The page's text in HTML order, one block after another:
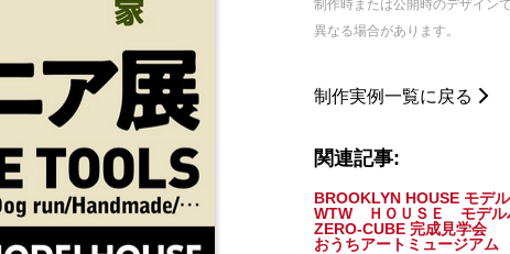
制作時または公開時のデザイン
異なる場合があります。
制作実例一覧に戻る
関連記事:
BROOKLYN HOUSE モデ
WTW ＨＯＵＳＥ モデル
ZERO-CUBE 完成見学会
おうちアートミュージアム